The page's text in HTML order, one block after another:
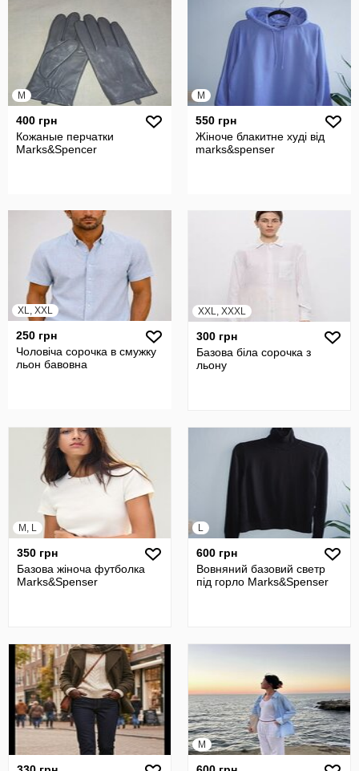
M
400 грн
Кожаные перчатки
Marks&Spencer
M
550 грн
Жіноче блакитне худі від
marks&spenser
XL, XXL
250 грн
Чоловіча сорочка в смужку
льон бавовна
XXL, XXXL
300 грн
Базова біла сорочка з
льону
M, L
350 грн
Базова жіноча футболка
Marks&Spenser
L
600 грн
Вовняний базовий светр
під горло Marks&Spenser
M